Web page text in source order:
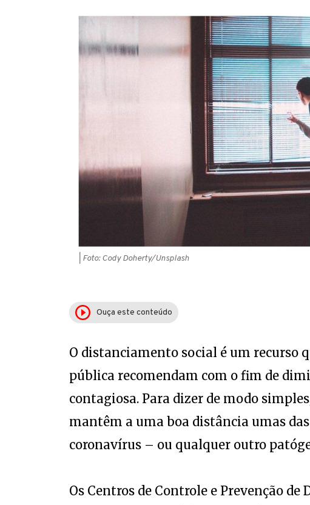
| Foto: Cody Doherty/Unsplash
Ouça este conteúdo
O distanciamento social é um recurso
pública recomendam com o fim de
contagiosa. Para dizer de modo
mantêm a uma boa distância umas
coronavírus – ou qualquer outro
Os Centros de Controle e Prevenção de